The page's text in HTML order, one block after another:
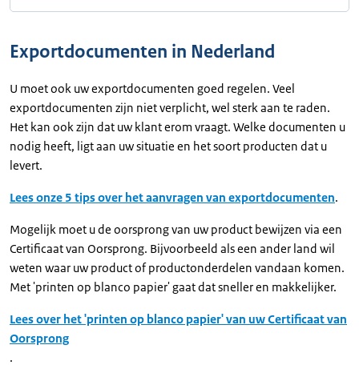
Exportdocumenten in Nederland
U moet ook uw exportdocumenten goed regelen. Veel
exportdocumenten zijn niet verplicht, wel sterk aan te raden.
Het kan ook zijn dat uw klant erom vraagt. Welke documenten u
nodig heeft, ligt aan uw situatie en het soort producten dat u
levert.
Lees onze 5 tips over het aanvragen van exportdocumenten.
Mogelijk moet u de oorsprong van uw product bewijzen via een
Certificaat van Oorsprong. Bijvoorbeeld als een ander land wil
weten waar uw product of productonderdelen vandaan komen.
Met 'printen op blanco papier' gaat dat sneller en makkelijker.
Lees over het 'printen op blanco papier' van uw Certificaat van
Oorsprong
.